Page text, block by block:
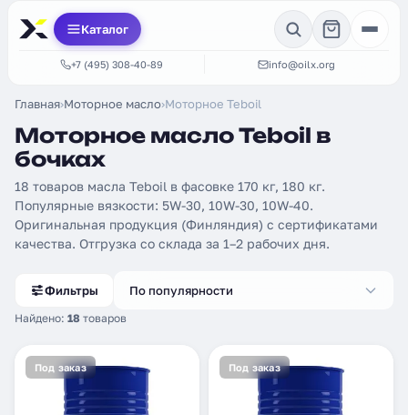
Каталог
+7 (495) 308-40-89 info@oilx.org
Главная›Моторное масло›Моторное Teboil
Моторное масло Teboil в
бочках
18 товаров масла Teboil в фасовке 170 кг, 180 кг.
Популярные вязкости: 5W-30, 10W-30, 10W-40.
Оригинальная продукция (Финляндия) с сертификатами
качества. Отгрузка со склада за 1–2 рабочих дня.
Фильтры
Найдено: 18 товаров
По популярности
Под заказ Под заказ